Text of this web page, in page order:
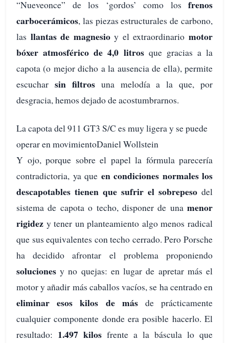
“Nueveonce” de los ‘gordos’ como los frenos
carbocerámicos, las piezas estructurales de carbono,
las llantas de magnesioy el extraordinariomotor
bóxer atmosférico de 4,0 litrosque gracias a la
capota (o mejor dicho a la ausencia de ella), permite
escuchar sin filtrosuna melodía a la que, por
desgracia, hemos dejado de acostumbrarnos.
La capota del 911 GT3 S/C es muy ligera y se puede
operar en movimientoDaniel Wollstein
Y ojo, porque sobre el papel la fórmula parecería
contradictoria, ya que en condiciones normales los
descapotables tienen que sufrir el sobrepeso del
sistema de capota o techo, disponer de una menor
rigidez y tener un planteamiento algo menos radical
que sus equivalentes con techo cerrado. Pero Porsche
ha decidido afrontar el problema proponiendo
soluciones y no quejas: en lugar de apretar más el
motor y añadir más caballos vacíos, se ha centrado en
eliminar esos kilos de másde prácticamente
cualquier componente donde era posible hacerlo. El
resultado: 1.497 kilos frente a la báscula lo que